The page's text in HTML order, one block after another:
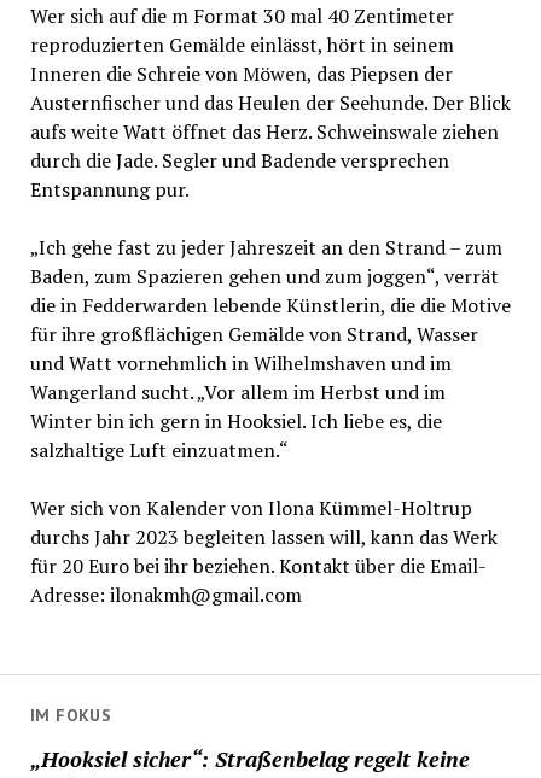
IM FOKUS
„Hooksiel sicher“: Straßenbelag regelt keine
Wer sich auf die m Format 30 mal 40 Zentimeter
reproduzierten Gemälde einlässt, hört in seinem
Inneren die Schreie von Möwen, das Piepsen der
Austernfischer und das Heulen der Seehunde. Der Blick
aufs weite Watt öffnet das Herz. Schweinswale ziehen
durch die Jade. Segler und Badende versprechen
Entspannung pur.
„Ich gehe fast zu jeder Jahreszeit an den Strand – zum
Baden, zum Spazieren gehen und zum joggen“, verrät
die in Fedderwarden lebende Künstlerin, die die Motive
für ihre großflächigen Gemälde von Strand, Wasser
und Watt vornehmlich in Wilhelmshaven und im
Wangerland sucht. „Vor allem im Herbst und im
Winter bin ich gern in Hooksiel. Ich liebe es, die
salzhaltige Luft einzuatmen.“
Wer sich von Kalender von Ilona Kümmel-Holtrup
durchs Jahr 2023 begleiten lassen will, kann das Werk
für 20 Euro bei ihr beziehen. Kontakt über die Email-
Adresse: ilonakmh@gmail.com